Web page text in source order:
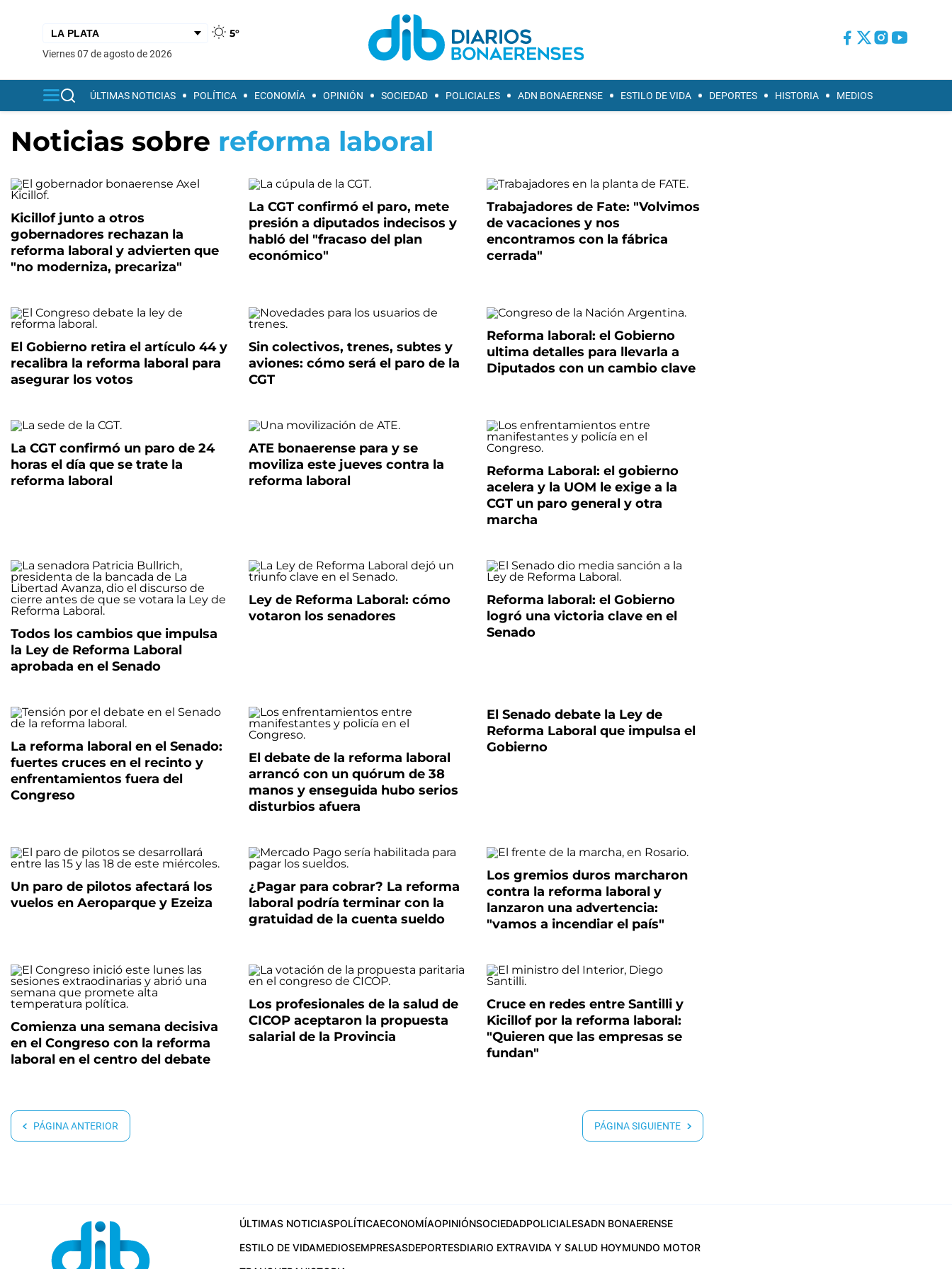
5°
viernes 07 de agosto de 2026
ÚLTIMAS NOTICIAS POLÍTICA ECONOMÍA OPINIÓN SOCIEDAD POLICIALES ADN BONAERENSE ESTILO DE VIDA DEPORTES HISTORIA MEDIOS
Noticias sobre reforma laboral
Kicillof junto a otros
gobernadores rechazan la
reforma laboral y advierten que
"no moderniza, precariza"
La CGT confirmó el paro, mete
presión a diputados indecisos y
habló del "fracaso del plan
económico"
Trabajadores de Fate: "Volvimos
de vacaciones y nos
encontramos con la fábrica
cerrada"
El Gobierno retira el artículo 44 y
recalibra la reforma laboral para
asegurar los votos
Sin colectivos, trenes, subtes y
aviones: cómo será el paro de la
CGT
Reforma laboral: el Gobierno
ultima detalles para llevarla a
Diputados con un cambio clave
La CGT confirmó un paro de 24
horas el día que se trate la
reforma laboral
ATE bonaerense para y se
moviliza este jueves contra la
reforma laboral
Reforma Laboral: el gobierno
acelera y la UOM le exige a la
CGT un paro general y otra
marcha
Todos los cambios que impulsa
la Ley de Reforma Laboral
aprobada en el Senado
Ley de Reforma Laboral: cómo
votaron los senadores
Reforma laboral: el Gobierno
logró una victoria clave en el
Senado
La reforma laboral en el Senado:
fuertes cruces en el recinto y
enfrentamientos fuera del
Congreso
El debate de la reforma laboral
arrancó con un quórum de 38
manos y enseguida hubo serios
disturbios afuera
El Senado debate la Ley de
Reforma Laboral que impulsa el
Gobierno
Un paro de pilotos afectará los
vuelos en Aeroparque y Ezeiza
¿Pagar para cobrar? La reforma
laboral podría terminar con la
gratuidad de la cuenta sueldo
Los gremios duros marcharon
contra la reforma laboral y
lanzaron una advertencia:
"vamos a incendiar el país"
Comienza una semana decisiva
en el Congreso con la reforma
laboral en el centro del debate
Los profesionales de la salud de
CICOP aceptaron la propuesta
salarial de la Provincia
Cruce en redes entre Santilli y
Kicillof por la reforma laboral:
"Quieren que las empresas se
fundan"
PÁGINA ANTERIOR PÁGINA SIGUIENTE
ÚLTIMAS NOTICIASPOLÍTICAECONOMÍAOPINIÓNSOCIEDADPOLICIALESADN BONAERENSE
ESTILO DE VIDAMEDIOSEMPRESASDEPORTESDIARIO EXTRAVIDA Y SALUD HOYMUNDO MOTOR